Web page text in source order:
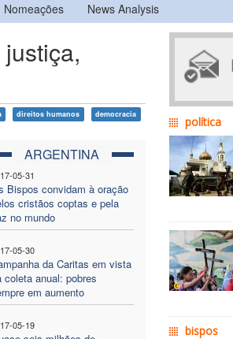
Nomeações News Analysis
direitos humanos democracia
ARGENTINA
05-31
Bispos convidam à oração
cristãos coptas e pela
no mundo
05-30
da Caritas em vista
coleta anual: pobres
em aumento
05-19
política
bispos